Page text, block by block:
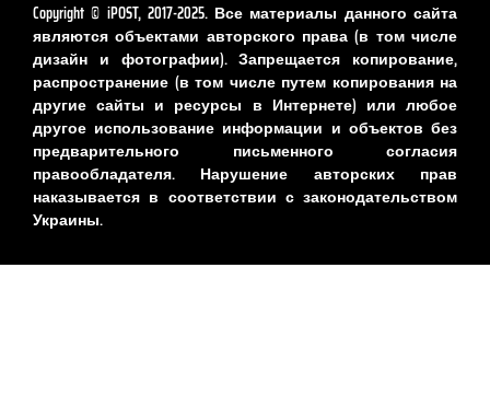
Copyright © iPOST, 2017-2025. Все материалы данного сайта
являются объектами авторского права (в том числе
дизайн и фотографии). Запрещается копирование,
распространение (в том числе путем копирования на
другие сайты и ресурсы в Интернете) или любое
другое использование информации и объектов без
предварительного письменного согласия
правообладателя. Нарушение авторских прав
наказывается в соответствии с законодательством
Украины.